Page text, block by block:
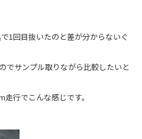
1回目抜いたのと差が分からないぐ
でサンプル取りながら比較したいと
行でこんな感じです。